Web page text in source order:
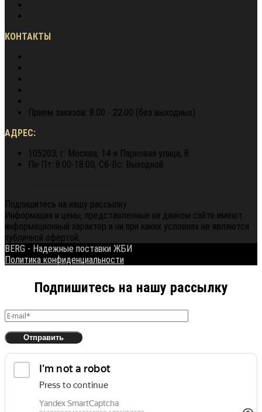
КОНТАКТЫ
Приём заказов: 8.00 - 22.00 (без выходных)
АДРЕС:
105203, г. Москва, 14-я Парковая улица, 8
Пн-Пт: 8:00-18:00, Сб-Вс: Выходной
Подпишитесь на нашу рассылку
Информация и цены, представленные на данном сайте имеют
информационный характер и ни при каких условиях не являются
публичной офертой.
BERG - Надежные поставки ЖБИ
Политика конфиденциальности
Подпишитесь на нашу рассылку